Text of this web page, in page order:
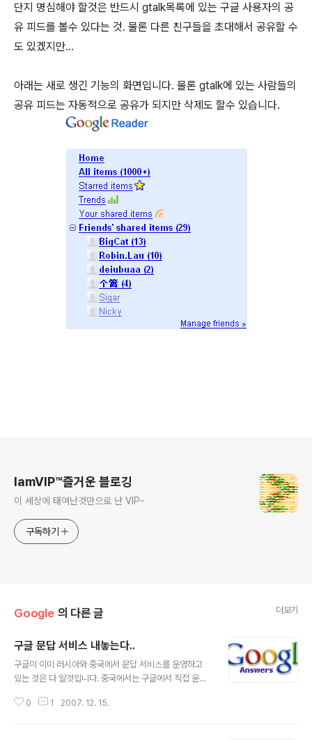
단지 명심해야 할것은 반드시 gtalk목록에 있는 구글 사용자의 공
유 피드를 볼수 있다는 것. 물론 다른 친구들을 초대해서 공유할 수
도 있겠지만...
아래는 새로 생긴 기능의 화면입니다. 물론 gtalk에 있는 사람들의
공유 피드는 자동적으로 공유가 되지만 삭제도 할수 있습니다.
IamVIP™즐거운 블로깅
이 세상에 태여난것만으로 난 VIP~
구독하기
Google 의 다른 글 더보기
구글 문답 서비스 내놓는다..
구글이 이미 러시아와 중국에서 문답 서비스를 운영하고
있는 것은 다 알것입니다. 중국에서는 구글에서 직접 운영
서 구글과 합작해서 서비스를 내놓고 있습니다. 물론 아직
0 1 2007. 12. 15.